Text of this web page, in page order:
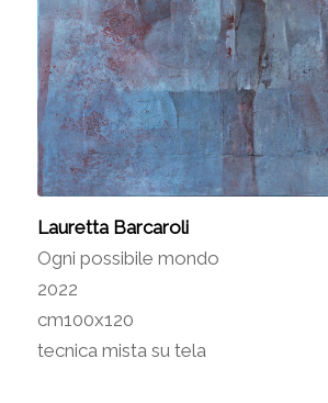
Lauretta Barcaroli
Ogni possibile mondo
2022
cm100x120
tecnica mista su tela